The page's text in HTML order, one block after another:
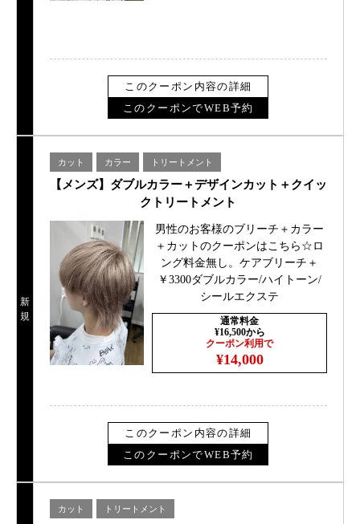
このクーポン内容の詳細
このクーポンでWEB予約
新
規
カット カラー トリートメント
【メンズ】ダブルカラー＋デザインカット＋クイッ
クトリートメント
男性のお客様のブリーチ＋カラー
＋カットのクーポンはこちら☆ロ
ング料金無し。ケアブリーチ＋
￥3300ダブルカラー/ハイトーン/
シールエクステ
通常料金
¥16,500から
クーポン利用で
¥14,000
このクーポン内容の詳細
このクーポンでWEB予約
カット トリートメント